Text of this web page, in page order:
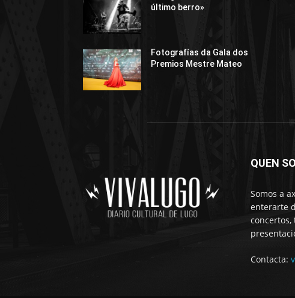
último berro»
Fotografías da Gala dos
Premios Mestre Mateo
QUEN
Somos a
enterarte
concertos,
Contacta: